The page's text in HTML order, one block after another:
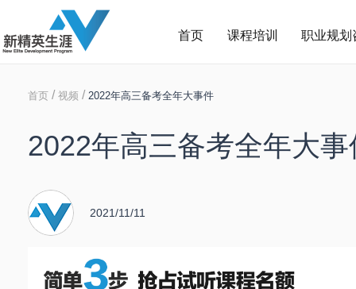
首页 课程培训 职业规划
首页/ 视频 / 2022年高三备考全年大事件
2022年高三备考全年大事
2021/11/11